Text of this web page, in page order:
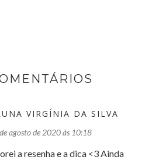
VIRGÍNIA DA SILVA
agosto de 2020 às 10:18
a resenha e a dica <3 Ainda